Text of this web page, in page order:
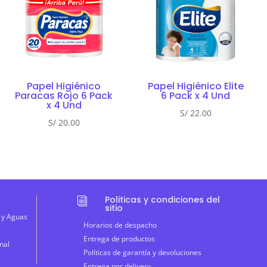
Papel Higiénico
Paracas Rojo 6 Pack
x 4 Und
S/20.00
Papel Higiénico Elite
6 Pack x 4 Und
S/22.00
Aguas
i Politicas y condiciones del
sitio
Horarios de despacho
Entrega de productos
Políticas de garantía y devoluciones